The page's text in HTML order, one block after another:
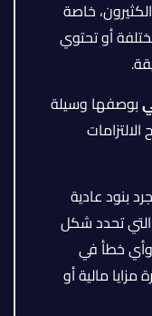
خاصة
أو تحتوي
بوصفها وسيلة
بنود عادية
التي تحدد شكل
خطأ في
مالية أو